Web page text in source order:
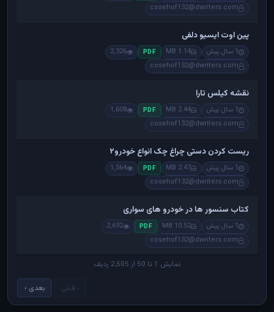
cosehof132@dwriters.com
پین اوت ایسیو دلفی
1 سال پیش 1.14 MB
PDF
2,326
cosehof132@dwriters.com
نقشه کیلس تارا
1 سال پیش 2.44 MB
PDF
1,608
cosehof132@dwriters.com
ریست کردن دستی چراغ چک انواع خودرو۲
1 سال پیش 2.47 MB
PDF
1,564
cosehof132@dwriters.com
کتاب سنسور ها در خودرو های سواری
1 سال پیش 10.52 MB
PDF
2,692
cosehof132@dwriters.com
نمایش 1 تا 50 از 2,505 ردیف
‹ قبلی بعدی ›